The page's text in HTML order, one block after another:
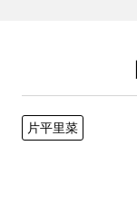
片平里菜